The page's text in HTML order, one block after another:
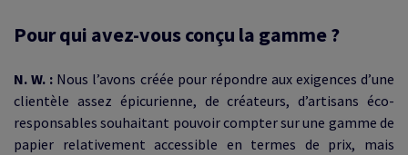
Pour qui avez-vous conçu la gamme ?
N. W. : Nous l’avons créée pour répondre aux exigences d’une
clientèle assez épicurienne, de créateurs, d’artisans éco-
responsables souhaitant pouvoir compter sur une gamme de
papier relativement accessible en termes de prix, mais